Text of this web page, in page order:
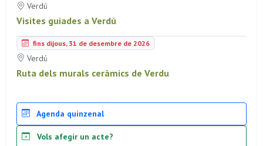
Verdú
Visites guiades a Verdú
fins dijous, 31 de desembre de 2026
Verdú
Ruta dels murals ceràmics de Verdu
Agenda quinzenal
Vols afegir un acte?